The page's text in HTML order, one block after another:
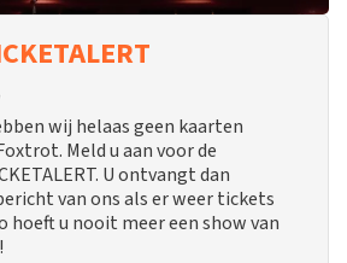
wij helaas geen kaarten
Meld u aan voor de
U ontvangt dan
van ons als er weer tickets
hoeft u nooit meer een show van